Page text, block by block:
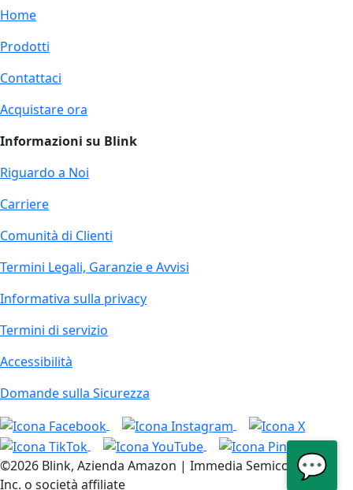
Home
Prodotti
Contattaci
Acquistare ora
Informazioni su Blink
Riguardo a Noi
Carriere
Comunità di Clienti
Termini Legali, Garanzie e Avvisi
Informativa sulla privacy
Termini di servizio
Accessibilità
Domande sulla Sicurezza
©2026 Blink, Azienda Amazon | Immedia Semiconductor,
Inc. o società affiliate
💬